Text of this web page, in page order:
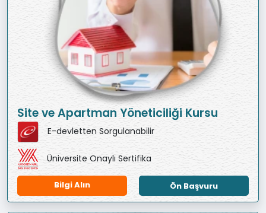
Site ve Apartman Yöneticiliği Kursu
E-devletten Sorgulanabilir
Üniversite Onaylı Sertifika
Bilgi Alın Ön Başvuru